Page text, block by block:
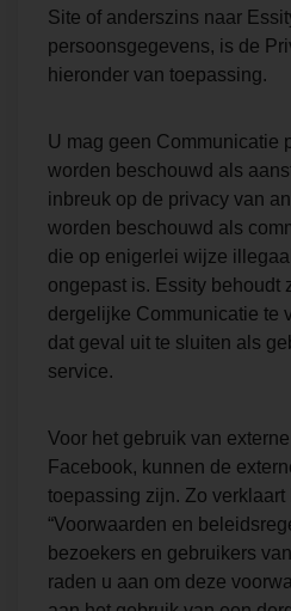
Site of anderszins naar
persoonsgegevens, is de
hieronder van toepassing.
U mag geen Communicatie
worden beschouwd als
inbreuk op de privacy van
worden beschouwd als
die op enigerlei wijze
ongepast is. Essity behoudt
dergelijke Communicatie te
dat geval uit te sluiten als
service.
Voor het gebruik van
Facebook, kunnen de
toepassing zijn. Zo verklaart
“Voorwaarden en
bezoekers en gebruikers
raden u aan om deze